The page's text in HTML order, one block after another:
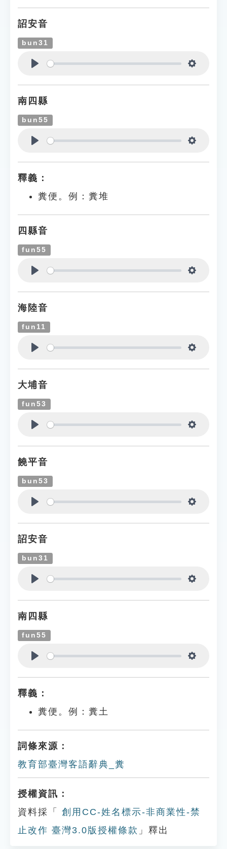
詔安音
bun31
南四縣
bun55
釋義：
糞便。例：糞堆
四縣音
fun55
海陸音
fun11
大埔音
fun53
饒平音
bun53
詔安音
bun31
南四縣
fun55
釋義：
糞便。例：糞土
詞條來源：
教育部臺灣客語辭典_糞
授權資訊：
資料採「
創用CC-姓名標示-非商業性-禁
止改作 臺灣3.0版授權條款 」釋出